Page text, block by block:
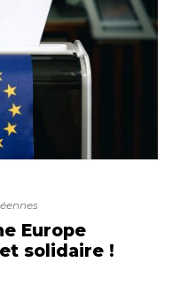
Europe
solidaire !